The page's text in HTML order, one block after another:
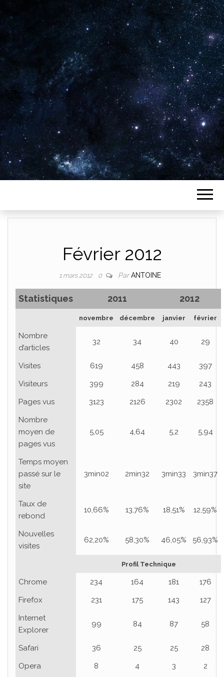
Plus de 2800 critiques de films
Février 2012
1 mars 2012 0 ParANTOINE
Statistiques 2011 2012
novembre décembre janvier février
Nombre
d’articles
32 34 40 29
Visites 619 458 443
397
Visiteurs
399 284 219
243
Pages vus
3123 2126 2302
2358
Nombre
moyen de
pages vus
5,05 4,64 5,2 5,94
Temps moyen
passé sur le
site
3min02 2min32 3min33 3min37
Taux de
rebond
10,66% 13,76% 18,51% 12,59%
Nouvelles
visites
62,20% 58,30% 46,05% 56,93%
Profil Technique
Chrome 234 164 181
176
Firefox
231 175 143
127
Internet
Explorer
99 84 87 58
Safari 36 25 25
28
Opera
8 4 3
2